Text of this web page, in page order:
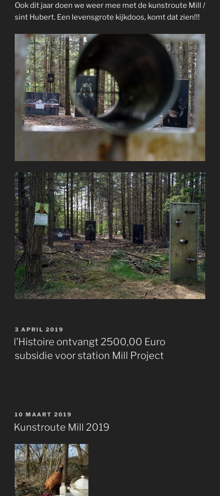
Ook dit jaar doen we weer mee met de kunstroute Mill /
sint Hubert. Een levensgrote kijkdoos, komt dat zien!!!
GEPLAATST
OP
3 APRIL 2019
l’Histoire ontvangt 2500,00 Euro
subsidie voor station Mill Project
GEPLAATST
OP
10 MAART 2019
Kunstroute Mill 2019